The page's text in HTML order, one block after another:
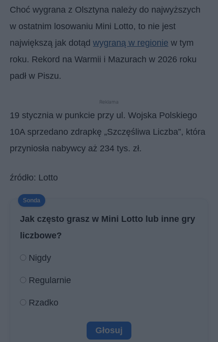
Choć wygrana z Olsztyna należy do najwyższych
w ostatnim losowaniu Mini Lotto, to nie jest
największą jak dotąd wygraną w regionie w tym
roku. Rekord na Warmii i Mazurach w 2026 roku
padł w Piszu.
Reklama
19 stycznia w punkcie przy ul. Wojska Polskiego
10A sprzedano zdrapkę „Szczęśliwa Liczba”, która
przyniosła nabywcy aż 234 tys. zł.
źródło: Lotto
Jak często grasz w Mini Lotto lub inne gry
liczbowe?
Nigdy
Regularnie
Rzadko